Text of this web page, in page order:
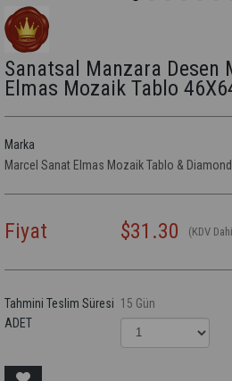
Sanatsal Manzara Desen
Elmas Mozaik Tablo
Marka
Marcel Sanat Elmas Mozaik Tablo &
Fiyat $31.30 (KDV
Tahmini Teslim Süresi 15 Gün
ADET